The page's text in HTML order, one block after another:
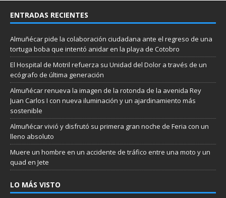
ENTRADAS RECIENTES
Almuñécar pide la colaboración ciudadana ante el regreso de una
tortuga boba que intentó anidar en la playa de Cotobro
El Hospital de Motril refuerza su Unidad del Dolor a través de un
ecógrafo de última generación
Almuñécar renueva la imagen de la rotonda de la avenida Rey
Juan Carlos I con nueva iluminación y un ajardinamiento más
sostenible
Almuñécar vivió y disfrutó su primera gran noche de Feria con un
lleno absoluto
Muere un hombre en un accidente de tráfico entre una moto y un
quad en Jete
LO MÁS VISTO